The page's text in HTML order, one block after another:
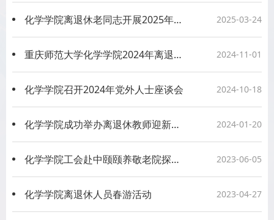
化学学院离退休老同志开展2025年春日游活动 2025-03-24
重庆师范大学化学学院2024年离退休教职工秋游 2024-11-01
化学学院召开2024年党外人士座谈会 2024-10-18
化学学院成功举办离退休教师迎新春座谈会 2024-01-20
化学学院工会赴中颐颐养敬老院探望慰问学院退休教师 2023-06-05
化学学院离退休人员春游活动 2023-04-27